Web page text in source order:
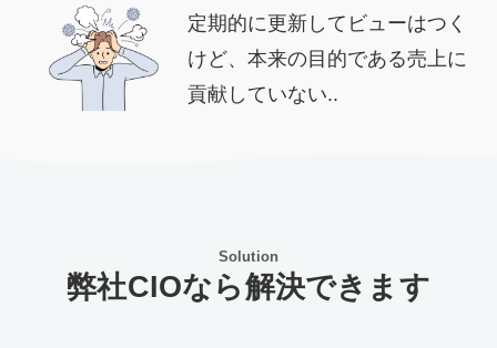
定期的に更新してビューはつく
けど、本来の目的である売上に
貢献していない..
Solution
弊社CIOなら解決できます